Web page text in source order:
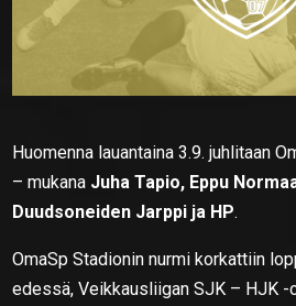
Huomenna lauantaina 3.9. juhlitaan
– mukana Juha Tapio, Eppu
Duudsoneiden Jarppi ja HP.
OmaSp Stadionin nurmi korkattiin
edessä, Veikkausliigan SJK – HJK